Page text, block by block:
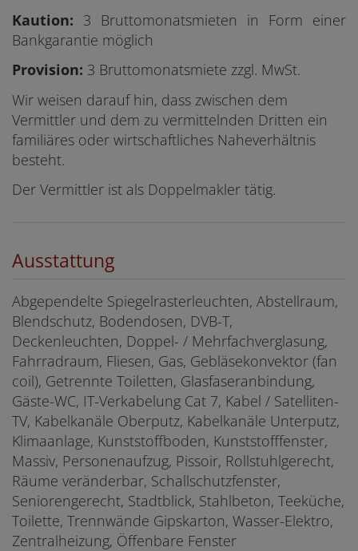
Kaution: 3 Bruttomonatsmieten in Form einer
Bankgarantie möglich
Provision: 3 Bruttomonatsmiete zzgl. MwSt.
Wir weisen darauf hin, dass zwischen dem
Vermittler und dem zu vermittelnden Dritten ein
familiäres oder wirtschaftliches Naheverhältnis
besteht.
Der Vermittler ist als Doppelmakler tätig.
Ausstattung
Abgependelte Spiegelrasterleuchten Abstellraum
Blendschutz Bodendosen DVB-T
Deckenleuchten Doppel- / Mehrfachverglasung
Fahrradraum Fliesen Gas Gebläsekonvektor (fan
coil) Getrennte Toiletten Glasfaseranbindung
Gäste-WC IT-Verkabelung Cat 7 Kabel / Satelliten-
TV Kabelkanäle Oberputz Kabelkanäle Unterputz
Klimaanlage Kunststoffboden Kunststofffenster
Massiv Personenaufzug Pissoir Rollstuhlgerecht
Räume veränderbar Schallschutzfenster
Seniorengerecht Stadtblick Stahlbeton Teeküche
Toilette Trennwände Gipskarton Wasser-Elektro
Zentralheizung Öffenbare Fenster